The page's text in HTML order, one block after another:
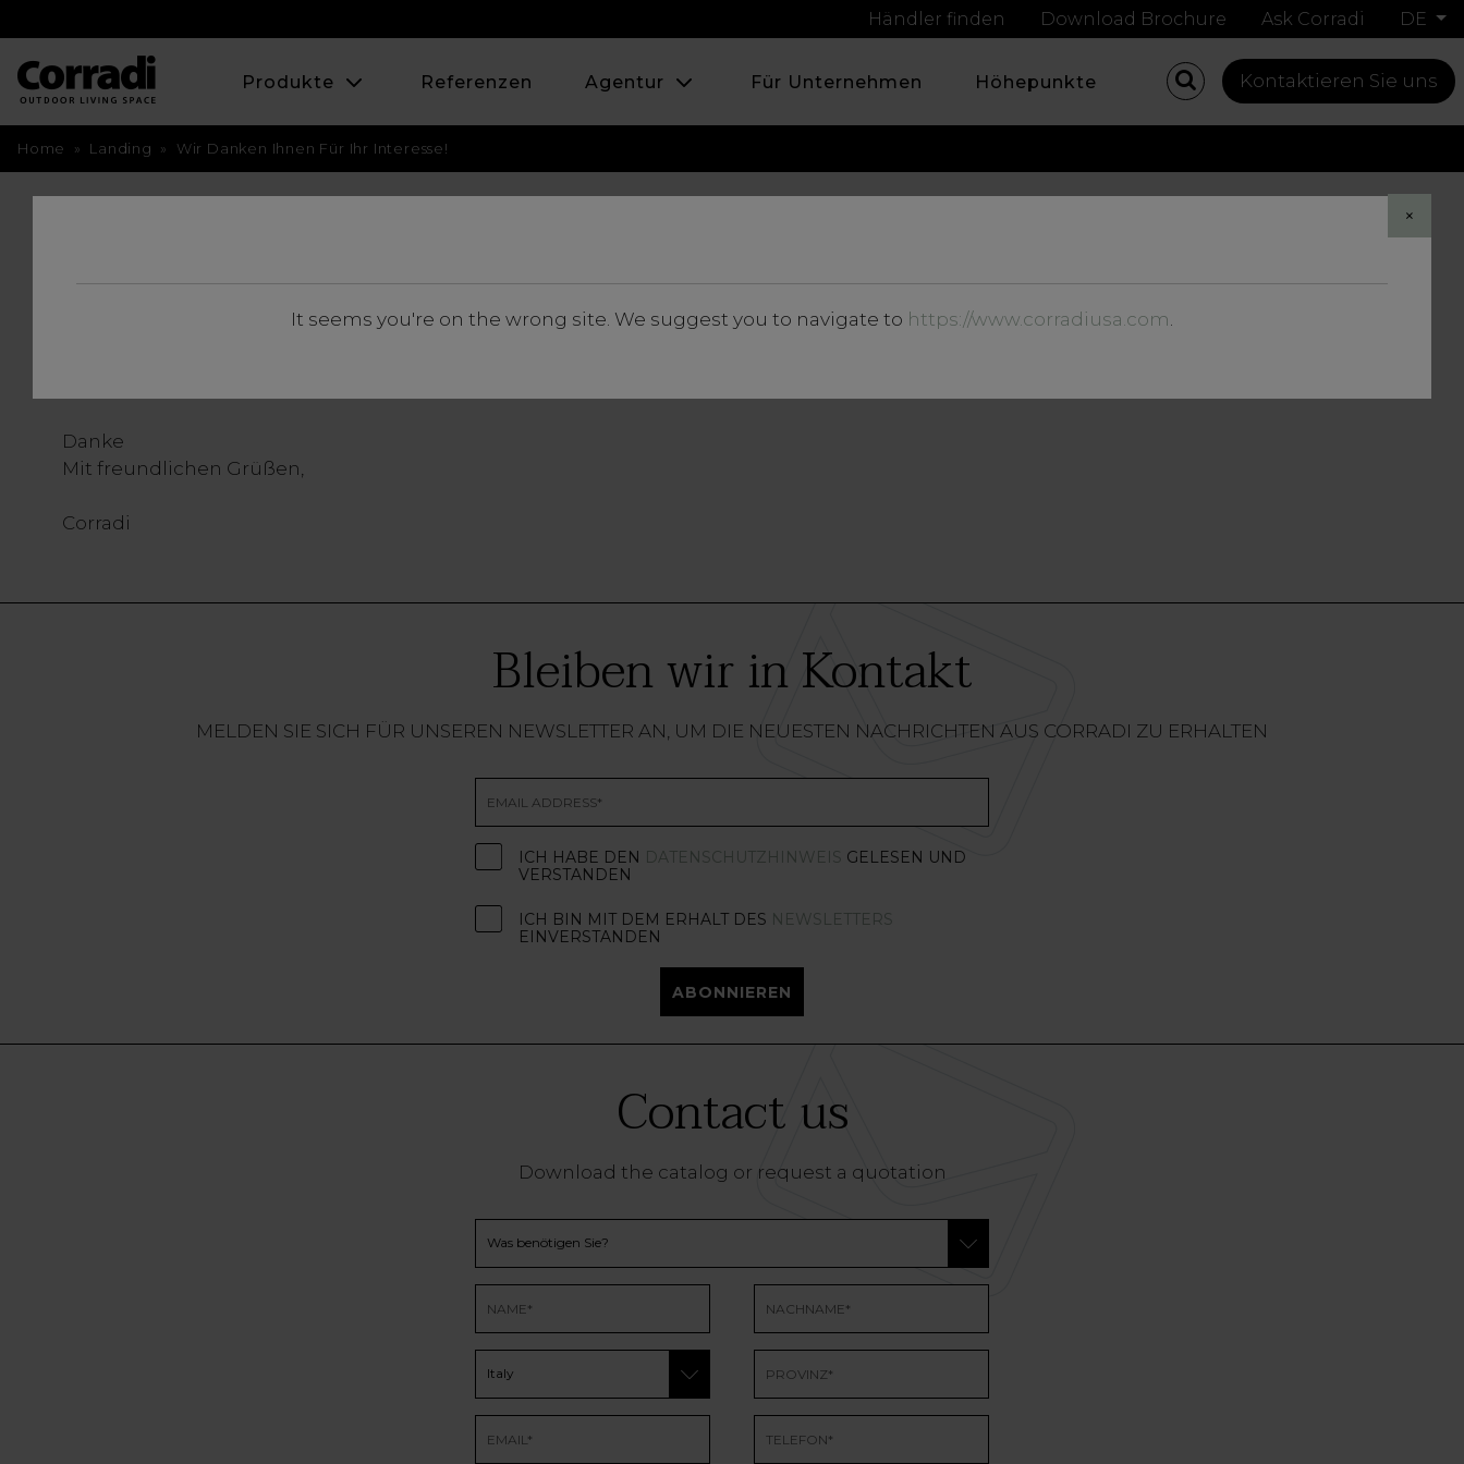
×
It seems you're on the wrong site. We suggest you to navigate to https://www.corradiusa.com.
Händler finden Download Brochure Ask Corradi DE
Produkte Referenzen Agentur Für Unternehmen Höhepunkte Kontaktieren Sie uns
Home » Landing » Wir Danken Ihnen Für Ihr Interesse!
Wir danken Ihnen für Ihr Interesse!
Wir danken Ihnen für Ihr Interesse!
Danke
Mit freundlichen Grüßen,
Corradi
Bleiben wir in Kontakt
MELDEN SIE SICH FÜR UNSEREN NEWSLETTER AN, UM DIE NEUESTEN NACHRICHTEN AUS CORRADI ZU ERHALTEN
ICH HABE DEN DATENSCHUTZHINWEIS GELESEN UND
VERSTANDEN
ICH BIN MIT DEM ERHALT DES NEWSLETTERS
EINVERSTANDEN
ABONNIEREN
Contact us
Download the catalog or request a quotation